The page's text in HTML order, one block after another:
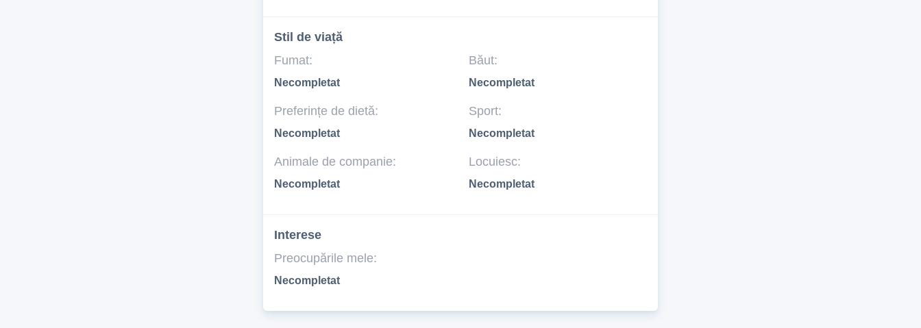
Stil de viață
Fumat:
Necompletat
Băut:
Necompletat
Preferințe de dietă:
Necompletat
Sport:
Necompletat
Animale de companie:
Necompletat
Locuiesc:
Necompletat
Interese
Preocupările mele:
Necompletat